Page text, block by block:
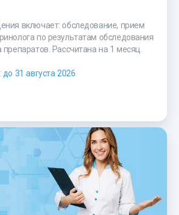
включает: обследование, прием
по результатам обследования
препаратов. Рассчитана на 1 месяц.
до 31 августа 2026